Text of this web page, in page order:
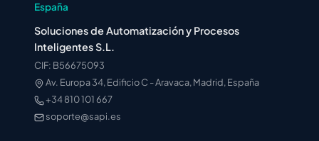
España
Soluciones de Automatización y Procesos
Inteligentes S.L.
CIF: B56675093
Av. Europa 34, Edificio C - Aravaca, Madrid, España
+34 810 101 667
soporte@sapi.es